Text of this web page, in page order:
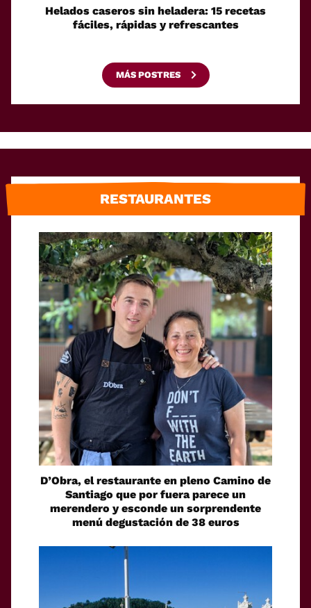
Helados caseros sin heladera: 15 recetas
fáciles, rápidas y refrescantes
MÁS POSTRES
RESTAURANTES
D’Obra, el restaurante en pleno Camino de
Santiago que por fuera parece un
merendero y esconde un sorprendente
menú degustación de 38 euros